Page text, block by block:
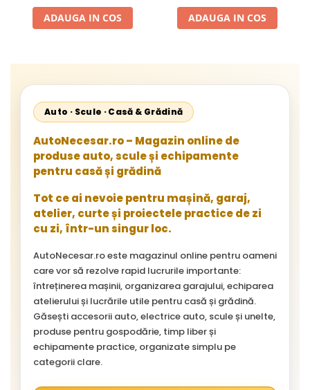
ADAUGA IN COS
Neoplan Euroliner,
Starliner,Centroliner,
ADAUGA IN COS
Auto · Scule · Casă & Grădină
AutoNecesar.ro – Magazin online de
produse auto, scule și echipamente
pentru casă și grădină
Tot ce ai nevoie pentru mașină, garaj,
atelier, curte și proiectele practice de zi
cu zi, într-un singur loc.
AutoNecesar.ro este magazinul online pentru oameni
care vor să rezolve rapid lucrurile importante:
întreținerea mașinii, organizarea garajului, echiparea
atelierului și lucrările utile pentru casă și grădină.
Găsești accesorii auto, electrice auto, scule și unelte,
produse pentru gospodărie, timp liber și
echipamente practice, organizate simplu pe
categorii clare.